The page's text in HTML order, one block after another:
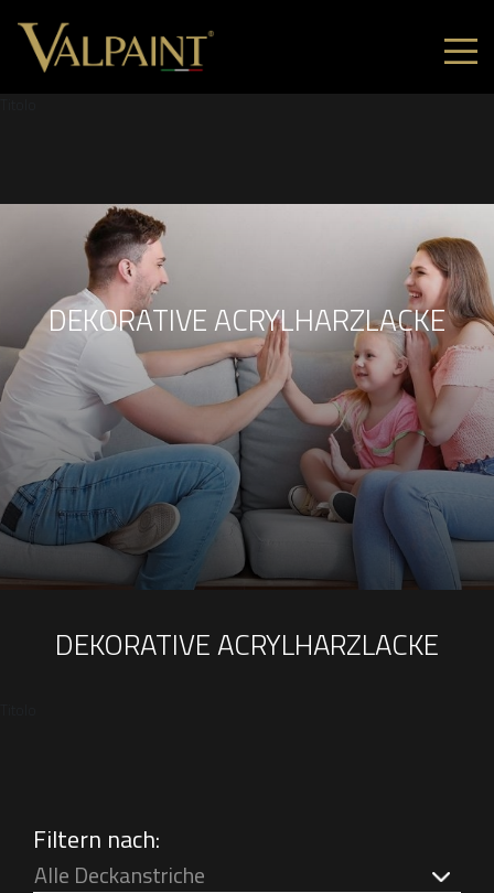
DEKORATIVE ACRYLHARZLACKE
DEKORATIVE ACRYLHARZLACKE
Filtern nach:
Alle Deckanstriche